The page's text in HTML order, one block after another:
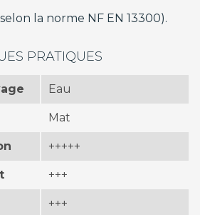
selon la norme NF EN 13300).
PRATIQUES
Eau
Mat
+++++
+++
+++